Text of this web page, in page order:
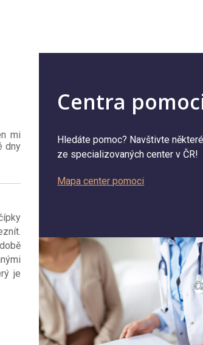
mi
dny
je
Centra
Hledáte pomoc? Navštivte některé
ze specializovaných center v ČR!
Mapa center pomoci